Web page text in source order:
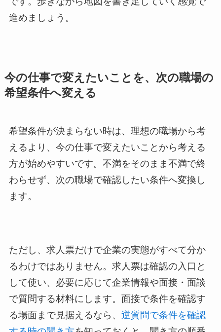
進めましょう。
今の仕事で変えたいことを、次の職場の
希望条件へ変える
希望条件が決まらない時は、理想の職場から考
えるより、今の仕事で変えたいことから考える
方が始めやすいです。不満をそのまま不満で終
わらせず、次の職場で確認したい条件へ変換し
ます。
ただし、求人票だけで企業の実態がすべて分か
るわけではありません。求人票は確認の入口と
して使い、必要に応じて企業情報や面接・面談
で質問する材料にします。面接で条件を確認す
る場面まで見据えるなら、 逆質問で条件を確認